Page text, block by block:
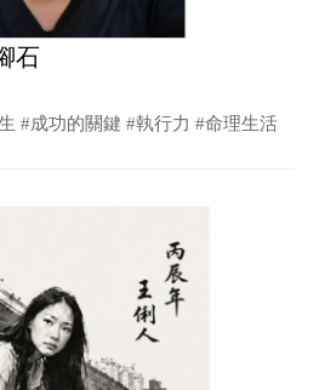
石
#成功的關鍵 #執行力 #命理生活